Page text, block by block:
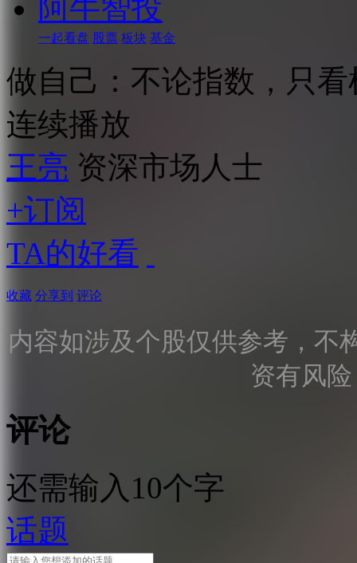
阿牛智投
一起看盘 股票 板块 基金
做自己：不论指数，只看
连续播放
王亮 资深市场人士
+订阅
TA的好看
收藏 分享到 评论
内容如涉及个股仅供参考，不
资有风
评论
还需输入10个字
话题